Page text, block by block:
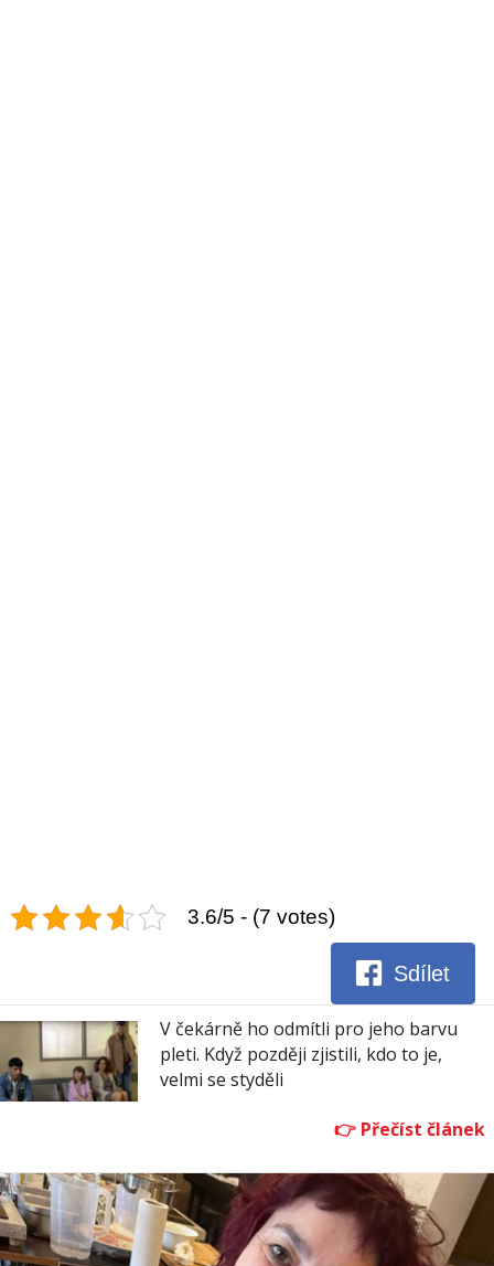
3.6/5 - (7 votes)
Sdílet
V čekárně ho odmítli pro jeho barvu
pleti. Když později zjistili, kdo to je,
velmi se styděli